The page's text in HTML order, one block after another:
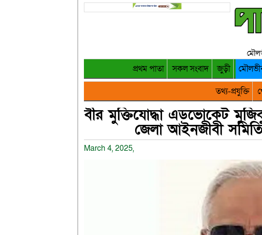
প্রথম পাতা সকল সংবাদ জুড়ী
তথ্য-প্রযুক্তি
বীর মুক্তিযোদ্ধা এডভোকেট
জেলা আইনজীবী
March 4, 2025,